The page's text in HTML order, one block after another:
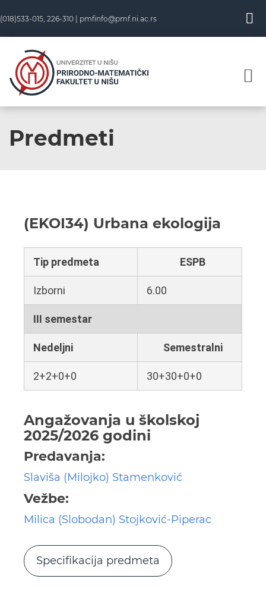
(018)533-015, 226-310 | pmfinfo@pmf.ni.ac.rs
Predmeti
(EKOI34) Urbana ekologija
Tip predmeta ESPB
Izborni 6.00
III semestar
Nedeljni Semestralni
2+2+0+0 30+30+0+0
Angažovanja u školskoj
2025/2026 godini
Predavanja:
Slaviša (Milojko) Stamenković
Vežbe:
Milica (Slobodan) Stojković-Piperac
Specifikacija predmeta